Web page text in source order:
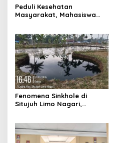
Peduli Kesehatan
Masyarakat, Mahasiswa
di Suayan
Fenomena Sinkhole di
Situjuh Limo Nagari,